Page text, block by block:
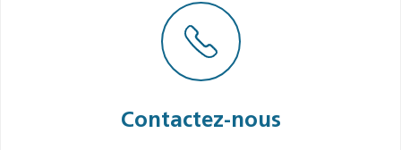
Contactez-nous